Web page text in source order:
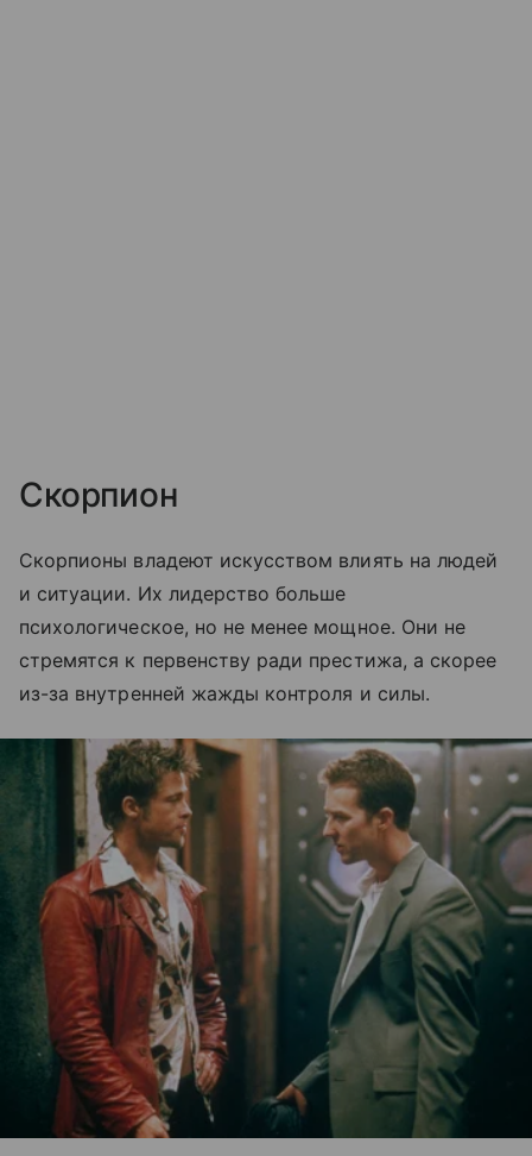
Скорпион
Скорпионы владеют искусством влиять на людей
и ситуации. Их лидерство больше
психологическое, но не менее мощное. Они не
стремятся к первенству ради престижа, а скорее
из-за внутренней жажды контроля и силы.